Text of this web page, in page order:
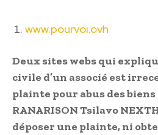
www.pourvoi.ovh
Deux sites webs qui
civile d’un associé est
plainte pour abus des
RANARISON Tsilavo
déposer une plainte, ni